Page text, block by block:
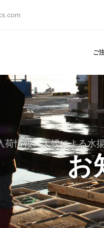
ご
荷情報、天候による水
お